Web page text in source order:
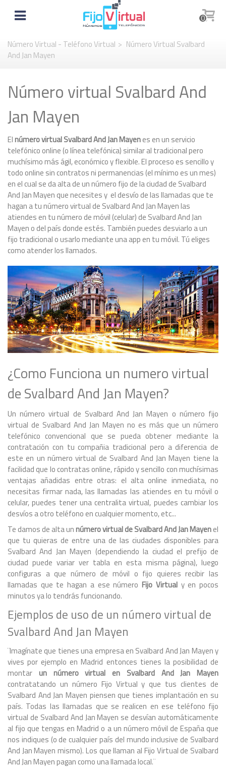
0
Número Virtual - Teléfono Virtual > Número Virtual Svalbard
And Jan Mayen
Número virtual Svalbard And
Jan Mayen
Elnúmero virtual Svalbard And Jan Mayenes en un servicio
telefónico online (o línea telefónica) similar al tradicional pero
muchísimo más ágil, económico y flexible. El proceso es sencillo y
todo online sin contratos ni permanencias (el mínimo es un mes)
en el cual se da alta de un número fijo de la ciudad de Svalbard
And Jan Mayen que necesites y el desvío de las llamadas que te
hagan a tu número virtual de Svalbard And Jan Mayen las
atiendes en tu número de móvil (celular) de Svalbard And Jan
Mayen o del país donde estés. También puedes desviarlo a un
fijo tradicional o usarlo mediante una app en tu móvil. Tú eliges
como atender los llamados.
¿Como Funciona un numero virtual
de Svalbard And Jan Mayen?
Un número virtual de Svalbard And Jan Mayen o número fijo
virtual de Svalbard And Jan Mayen no es más que un número
telefónico convencional que se pueda obtener mediante la
contratación con tu compañia tradicional pero a diferencia de
este en un número virtual de Svalbard And Jan Mayen tiene la
facilidad que lo contratas online, rápido y sencillo con muchísimas
ventajas añadidas entre otras: el alta online inmediata, no
necesitas firmar nada, las llamadas las atiendes en tu móvil o
celular, puedes tener una centralita virtual, puedes cambiar los
desvíos a otro teléfono en cualquier momento, etc...
Te damos de alta unnúmero virtual de Svalbard And Jan Mayenel
que tu quieras de entre una de las ciudades disponibles para
Svalbard And Jan Mayen (dependiendo la ciudad el prefijo de
ciudad puede variar ver tabla en esta misma página), luego
configuras a que número de móvil o fijo quieres recibir las
llamadas que te hagan a ese númeroFijo Virtualy en pocos
minutos ya lo tendrás funcionando.
Ejemplos de uso de un número virtual de
Svalbard And Jan Mayen
¨Imagínate que tienes una empresa en Svalbard And Jan Mayen y
vives por ejemplo en Madrid entonces tienes la posibilidad de
montar un número virtual en Svalbard And Jan Mayen
contratatando un número Fijo Virtual y que tus clientes de
Svalbard And Jan Mayen piensen que tienes implantación en su
país. Todas las llamadas que se realicen en ese teléfono fijo
virtual de Svalbard And Jan Mayen se desvían automáticamente
al fijo que tengas en Madrid o a un número móvil de España que
nos indiques (o de cualquier país del mundo inclusive de Svalbard
And Jan Mayen mismo). Los que llaman al Fijo Virtual de Svalbard
And Jan Mayen pagan como una llamada local.¨